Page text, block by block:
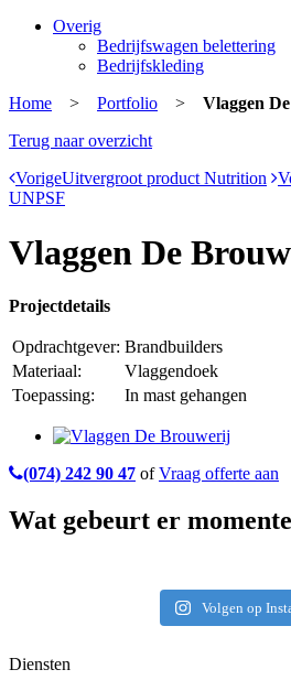
Overig
Bedrijfswagen belettering
Bedrijfskleding
Home > Portfolio > Vlaggen
Terug naar overzicht
VorigeUitvergroot product Nutrition
UNPSF
Vlaggen De
Projectdetails
Opdrachtgever: Brandbuilders
Materiaal:
Vlaggendoek
Toepassing:
In mast gehangen
(074) 242 90 47 of Vraag offerte aan
Wat gebeurt er
Volgen op
Diensten